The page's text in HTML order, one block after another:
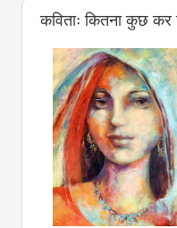
कविताः कितना कुछ